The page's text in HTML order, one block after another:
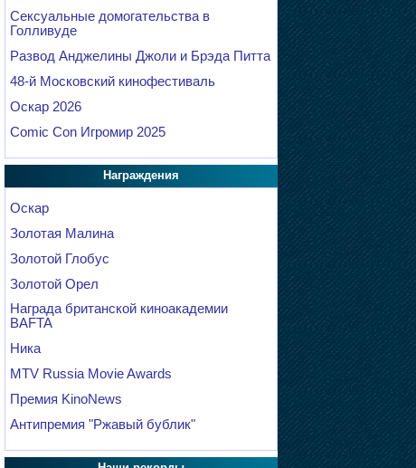
Сексуальные домогательства в
Голливуде
Развод Анджелины Джоли и Брэда Питта
48-й Московский кинофестиваль
Оскар 2026
Comic Con Игромир 2025
Награждения
Оскар
Золотая Малина
Золотой Глобус
Золотой Орел
Награда британской киноакадемии
BAFTA
Ника
MTV Russia Movie Awards
Премия KinoNews
Антипремия "Ржавый бублик"